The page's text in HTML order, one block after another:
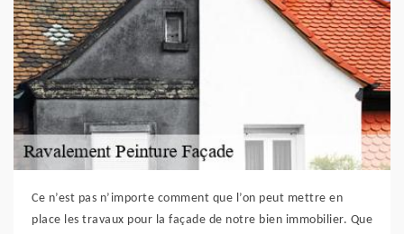
Ce n’est pas n’importe comment que l’on peut mettre en
place les travaux pour la façade de notre bien immobilier. Que